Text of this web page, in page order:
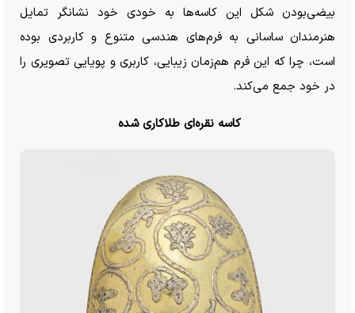
بیضی‌بودن شکل این کاسه‌ها به خودی خود نشانگر تمایل
هنرمندان ساسانی به فرم‌های هندسی متنوع و کاربردی بوده
است، چرا که این فرم هم‌زمان زیبایی، کاربری و پویایی تصویری را
در خود جمع می‌کند.
کاسه نقره‌ای طلاکاری شده